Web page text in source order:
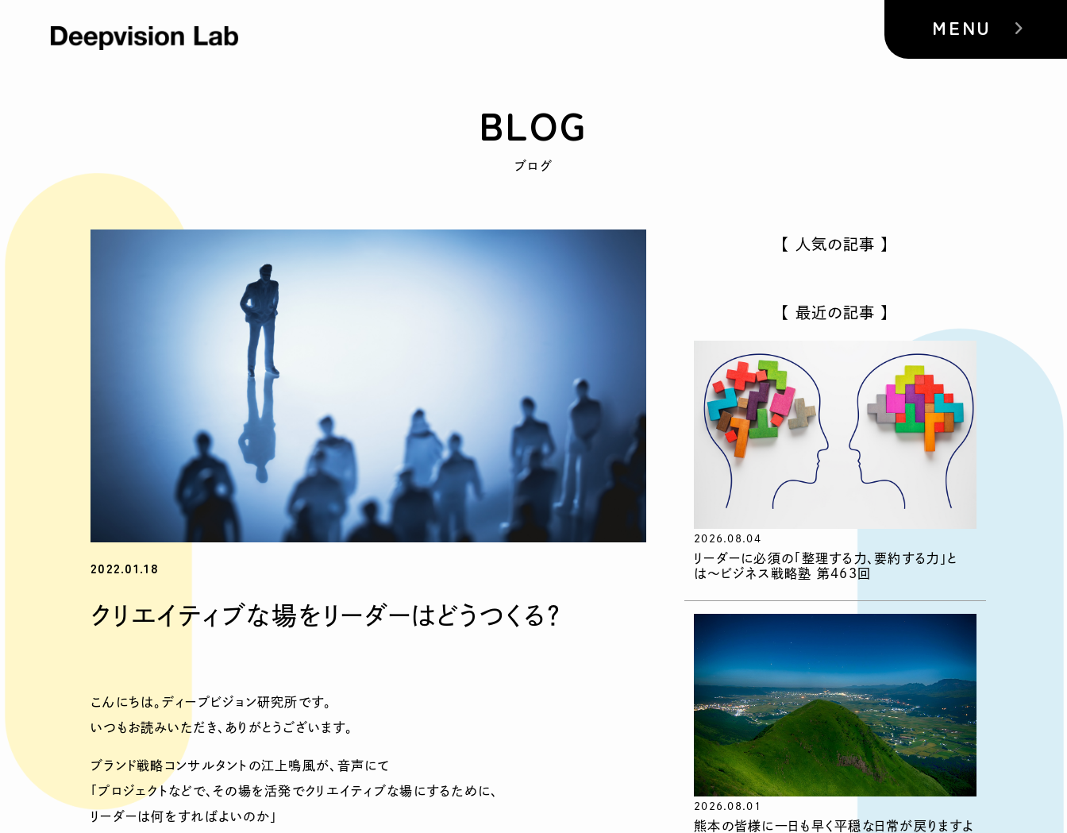
MENU
BLOG
ブログ
2022.01.18
クリエイティブな場をリーダーはどうつくる？
こんにちは。ディープビジョン研究所です。
いつもお読みいただき、ありがとうございます。
ブランド戦略コンサルタントの江上鳴風が、音声にて
「プロジェクトなどで、その場を活発でクリエイティブな場にするために、
リーダーは何をすればよいのか」
【 人気の記事 】
【 最近の記事 】
2026.08.04
リーダーに必須の「整理する力、要約する力」と
は〜ビジネス戦略塾 第463回
2026.08.01
熊本の皆様に一日も早く平穏な日常が戻りますよ